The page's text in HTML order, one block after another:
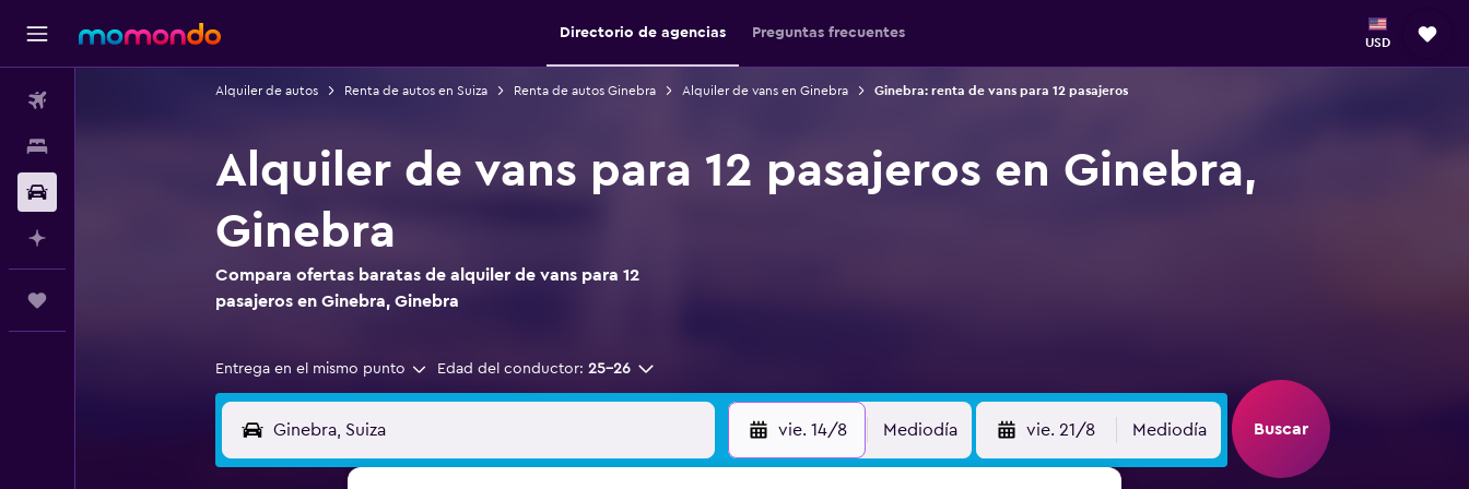
Directorio de agencias Preguntas frecuentes
USD
Alquiler de autos Renta de autos en Suiza Renta de autos Ginebra Alquiler de vans en Ginebra Ginebra: renta de vans para 12 pasajeros
Alquiler de vans para 12 pasajeros en Ginebra,
Ginebra
Compara ofertas baratas de alquiler de vans para 12
pasajeros en Ginebra, Ginebra
Entrega en el mismo punto Edad del conductor: 25-26
vie. 14/8 Mediodía vie. 21/8 Mediodía Buscar